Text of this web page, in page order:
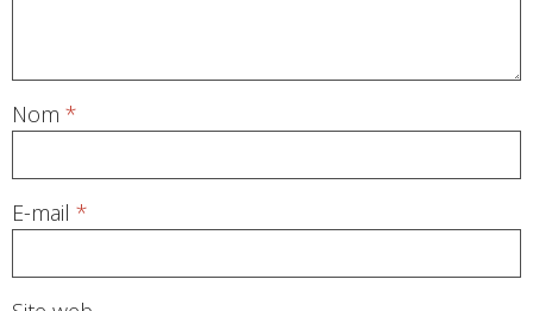
Nom *
E-mail *